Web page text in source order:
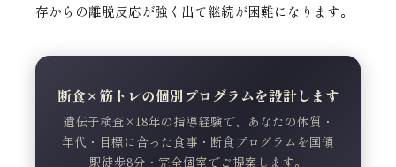
存からの離脱反応が強く出て継続が困難になります。
断食×筋トレの個別プログラムを設計します
遺伝子検査×18年の指導経験で、あなたの体質・
年代・目標に合った食事・断食プログラムを国領
駅徒歩8分・完全個室でご提案します。